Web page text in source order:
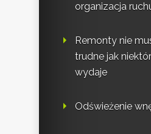
organizacja
Remonty nie
trudne jak
wydaje
Odświeżenie